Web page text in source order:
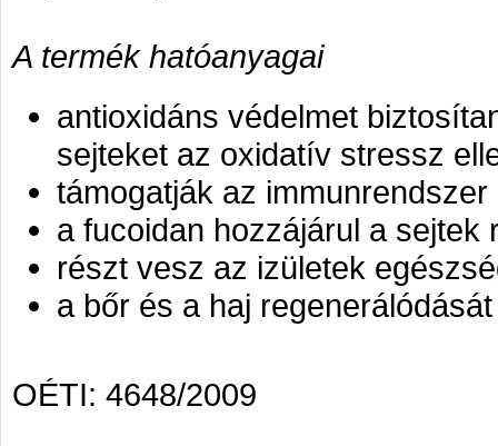
A termék hatóanyagai
antioxidáns védelmet
sejteket az oxidatív stressz
támogatják az
a fucoidan hozzájárul a sejtek
részt vesz az izületek
a bőr és a haj
OÉTI: 4648/2009